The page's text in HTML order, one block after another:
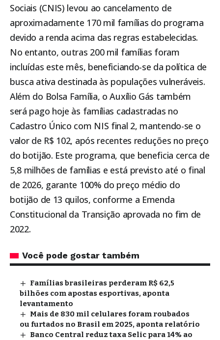
Sociais (CNIS) levou ao cancelamento de
aproximadamente 170 mil famílias do programa
devido a renda acima das regras estabelecidas.
No entanto, outras 200 mil famílias foram
incluídas este mês, beneficiando-se da política de
busca ativa destinada às populações vulneráveis.
Além do Bolsa Família, o Auxílio Gás também
será pago hoje às famílias cadastradas no
Cadastro Único com NIS final 2, mantendo-se o
valor de R$ 102, após recentes reduções no preço
do botijão. Este programa, que beneficia cerca de
5,8 milhões de famílias e está previsto até o final
de 2026, garante 100% do preço médio do
botijão de 13 quilos, conforme a Emenda
Constitucional da Transição aprovada no fim de
2022.
Você pode gostar também
Famílias brasileiras perderam R$ 62,5
bilhões com apostas esportivas, aponta
levantamento
Mais de 830 mil celulares foram roubados
ou furtados no Brasil em 2025, aponta relatório
Banco Central reduz taxa Selic para 14% ao